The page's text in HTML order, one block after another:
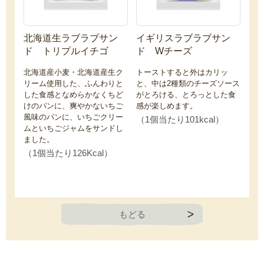
北海道生ラブラブサン
ド トリプルイチゴ
北海道産小麦・北海道産生ク
リーム使用した、ふんわりと
した食感となめらかなくちど
けのパンに、爽やかないちご
風味のパンに、いちごクリー
ムといちごジャムをサンドし
ました。
（1個当たり126Kcal）
イギリスラブラブサン
ド Wチーズ
トーストすると外はカリッ
と、中は2種類のチーズソース
がとろける、とろっとした食
感が楽しめます。
（1個当たり101kcal）
もどる